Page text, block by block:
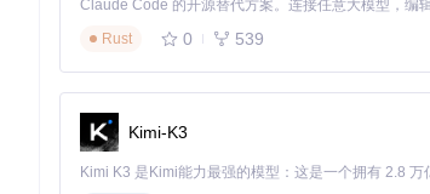
"测试"
-- 测试环境
"监控", -- 服务监控
}
return config
Rust
0 539
Kimi-K3